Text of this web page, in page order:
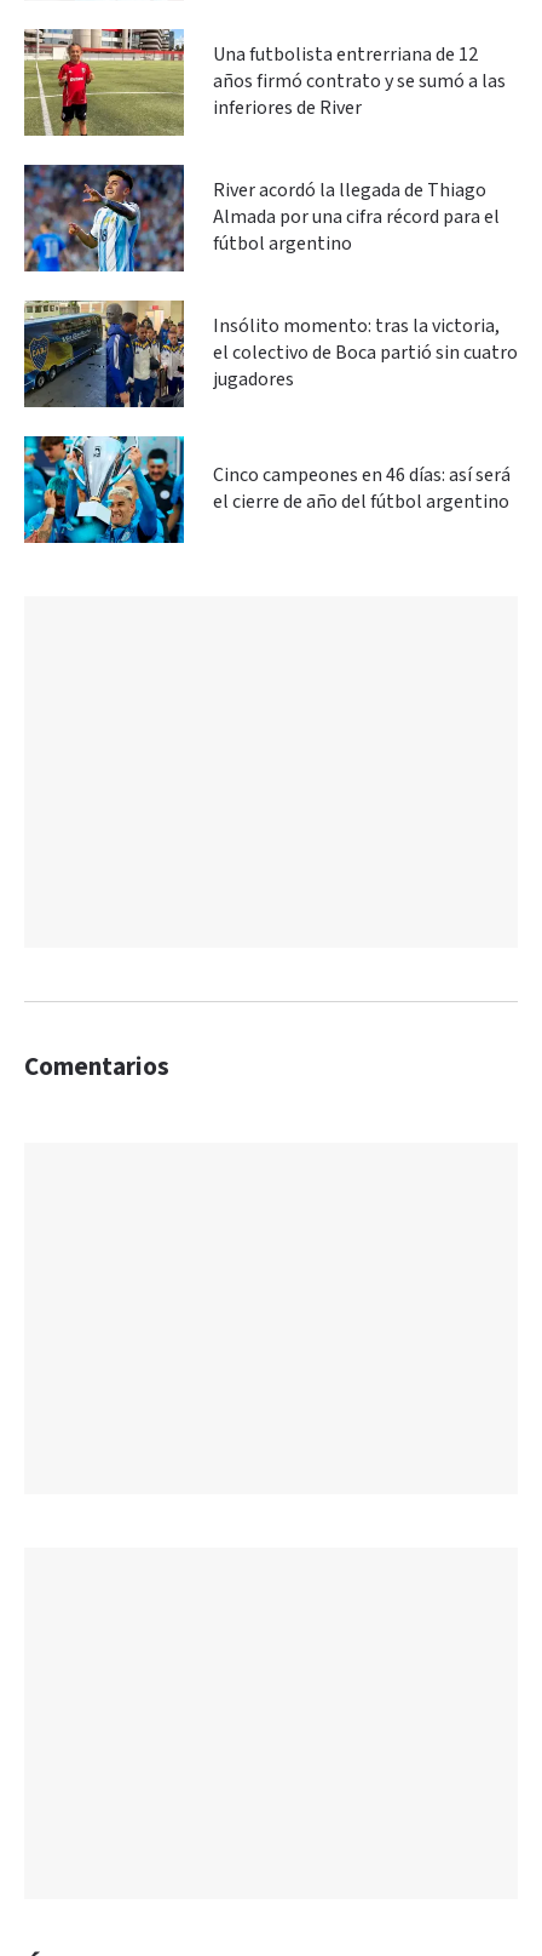
Una futbolista entrerriana de 12
años firmó contrato y se sumó a las
inferiores de River
River acordó la llegada de Thiago
Almada por una cifra récord para el
fútbol argentino
Insólito momento: tras la victoria,
el colectivo de Boca partió sin cuatro
jugadores
Cinco campeones en 46 días: así será
el cierre de año del fútbol argentino
Comentarios